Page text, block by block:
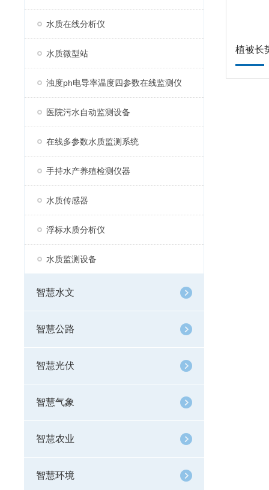
水质在线分析仪
水质微型站
浊度ph电导率温度四参数在线监测仪
医院污水自动监测设备
在线多参数水质监测系统
手持水产养殖检测仪器
水质传感器
浮标水质分析仪
水质监测设备
智慧水文
智慧公路
智慧光伏
智慧气象
智慧农业
智慧环境
植被长